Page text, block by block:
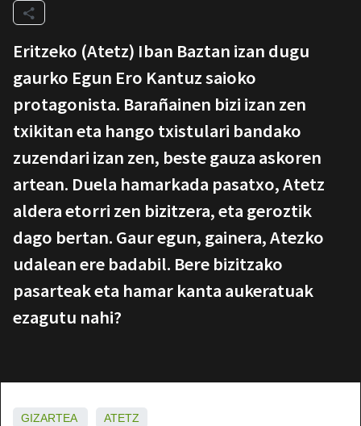
Eritzeko (Atetz) Iban Baztan izan dugu
gaurko Egun Ero Kantuz saioko
protagonista. Barañainen bizi izan zen
txikitan eta hango txistulari bandako
zuzendari izan zen, beste gauza askoren
artean. Duela hamarkada pasatxo, Atetz
aldera etorri zen bizitzera, eta geroztik
dago bertan. Gaur egun, gainera, Atezko
udalean ere badabil. Bere bizitzako
pasarteak eta hamar kanta aukeratuak
ezagutu nahi?
GIZARTEA ATETZ